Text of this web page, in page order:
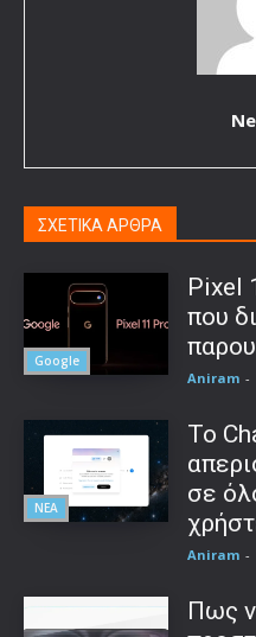
ΣΧΕΤΙΚΑ ΑΡΘΡΑ
Google
Pixel
που
Aniram -
ΝΕΑ
Το
σε
Aniram -
Πως